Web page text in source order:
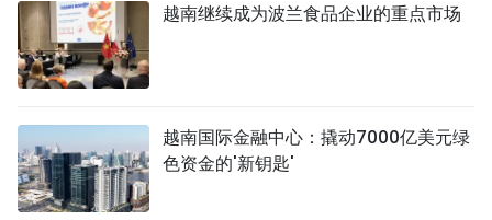
越南继续成为波兰食品企业的重点市场
越南国际金融中心：撬动7000亿美元绿
色资金的'新钥匙'